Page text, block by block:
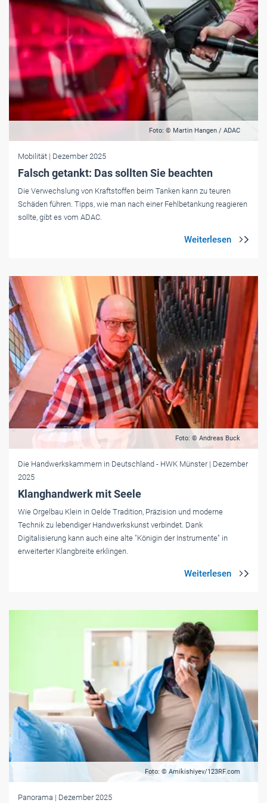
Foto: © Martin Hangen / ADAC
Mobilität | Dezember 2025
Falsch getankt: Das sollten Sie beachten
Die Verwechslung von Kraftstoffen beim Tanken kann zu teuren
Schäden führen. Tipps, wie man nach einer Fehlbetankung reagieren
sollte, gibt es vom ADAC.
Foto: © Andreas Buck
Die Handwerkskammern in Deutschland - HWK Münster | Dezember
2025
Klanghandwerk mit Seele
Wie Orgelbau Klein in Oelde Tradition, Präzision und moderne
Technik zu lebendiger Handwerkskunst verbindet. Dank
Digitalisierung kann auch eine alte "Königin der Instrumente" in
erweiterter Klangbreite erklingen.
Foto: © Amikishiyev/123RF.com
Panorama | Dezember 2025